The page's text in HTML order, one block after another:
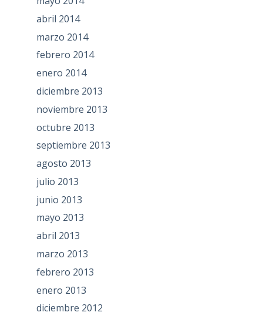
abril 2014
marzo 2014
febrero 2014
enero 2014
diciembre 2013
noviembre 2013
octubre 2013
septiembre 2013
agosto 2013
julio 2013
junio 2013
mayo 2013
abril 2013
marzo 2013
febrero 2013
enero 2013
diciembre 2012